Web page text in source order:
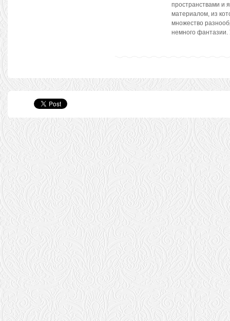
пространствами и
материалом, из
множество
немного фантазии.